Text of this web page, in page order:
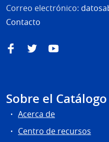
Correo electrónico:
Contacto
FacebookTwitterYouTube
Sobre el Catálogo
Acerca de
Centro de recursos